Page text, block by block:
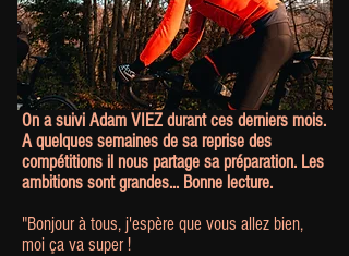
On a suivi Adam VIEZ durant ces derniers mois.
A quelques semaines de sa reprise des
compétitions il nous partage sa préparation. Les
ambitions sont grandes... Bonne lecture.
"Bonjour à tous, j'espère que vous allez bien,
moi ça va super !